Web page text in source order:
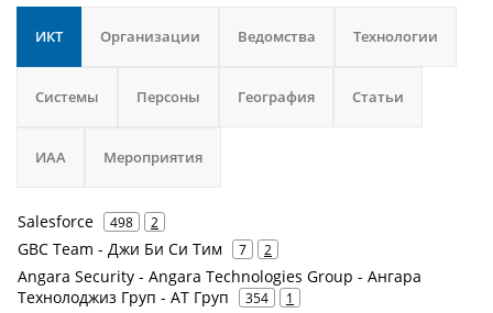
ИКТ Организации Ведомства Технологии
Системы Персоны География Статьи
ИАА Мероприятия
Salesforce 498 2
GBC Team - Джи Би Си Тим 7 2
Angara Security - Angara Technologies Group - Ангара
Технолоджиз Груп - АТ Груп
354 1